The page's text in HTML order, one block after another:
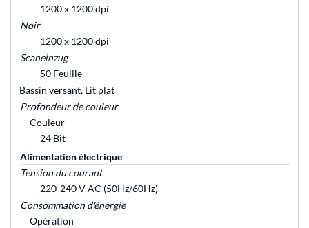
1200 x 1200 dpi
Noir
1200 x 1200 dpi
Scaneinzug
50 Feuille
Bassin versant, Lit plat
Profondeur de couleur
Couleur
24 Bit
Alimentation électrique
Tension du courant
220-240 V AC (50Hz/60Hz)
Consommation d'énergie
Opération